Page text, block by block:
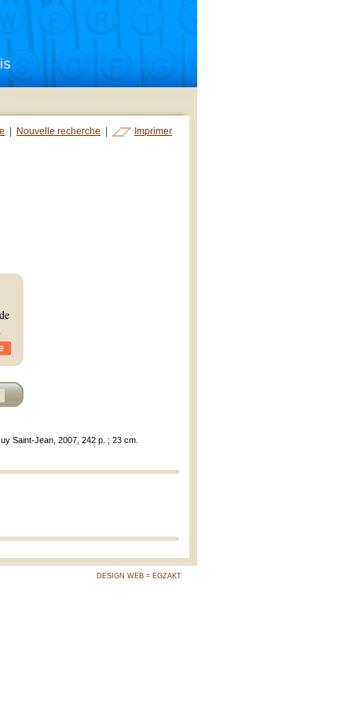
Nouvelle recherche Imprimer
Saint-Jean, 2007, 242 p. ; 23 cm.
DESIGN WEB = EGZAKT